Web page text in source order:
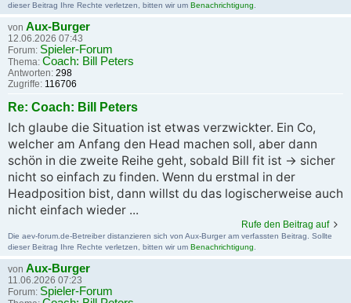
dieser Beitrag Ihre Rechte verletzen, bitten wir um Benachrichtigung
von Aux-Burger
12.06.2026 07:43
Forum: Spieler-Forum
Thema: Coach: Bill Peters
Antworten: 298
Zugriffe: 116706
Re: Coach: Bill Peters
Ich glaube die Situation ist etwas verzwickter. Ein Co,
welcher am Anfang den Head machen soll, aber dann
schön in die zweite Reihe geht, sobald Bill fit ist -> sicher
nicht so einfach zu finden. Wenn du erstmal in der
Headposition bist, dann willst du das logischerweise auch
nicht einfach wieder ...
Rufe den Beitrag auf
Die aev-forum.de-Betreiber distanzieren sich von Aux-Burger am verfassten Beitrag. Sollte
dieser Beitrag Ihre Rechte verletzen, bitten wir um Benachrichtigung
von Aux-Burger
11.06.2026 07:23
Forum: Spieler-Forum